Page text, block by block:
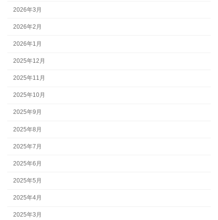
2026年3月
2026年2月
2026年1月
2025年12月
2025年11月
2025年10月
2025年9月
2025年8月
2025年7月
2025年6月
2025年5月
2025年4月
2025年3月